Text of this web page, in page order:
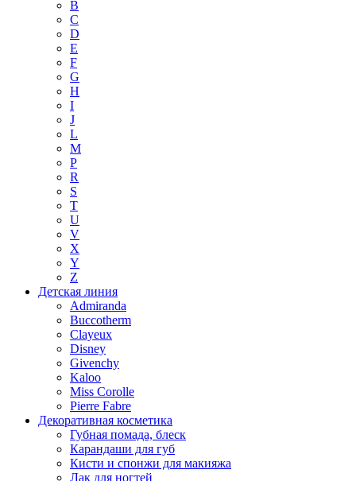
B
C
D
E
F
G
H
I
J
L
M
P
R
S
T
U
V
X
Y
Z
Детская линия
Admiranda
Buccotherm
Clayeux
Disney
Givenchy
Kaloo
Miss Corolle
Pierre Fabre
Декоративная косметика
Губная помада, блеск
Карандаши для губ
Кисти и спонжи для макияжа
Лак для ногтей